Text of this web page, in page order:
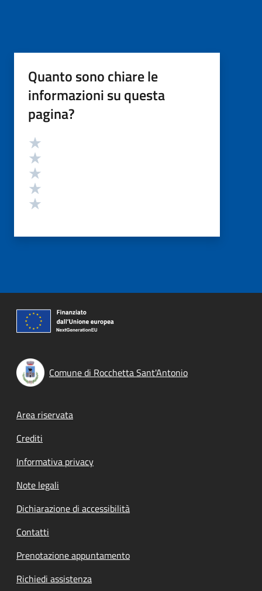
Quanto sono chiare le
informazioni su questa
pagina?
Valutazione
Comune di Rocchetta Sant'Antonio
Footer menu
Area riservata
Crediti
Informativa privacy
Note legali
Dichiarazione di accessibilità
Contatti
Prenotazione appuntamento
Richiedi assistenza